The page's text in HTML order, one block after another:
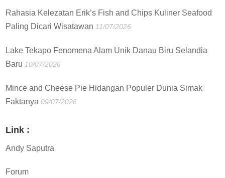
Rahasia Kelezatan Erik’s Fish and Chips Kuliner Seafood
Paling Dicari Wisatawan 11/07/2026
Lake Tekapo Fenomena Alam Unik Danau Biru Selandia
Baru 10/07/2026
Mince and Cheese Pie Hidangan Populer Dunia Simak
Faktanya 09/07/2026
Link :
Andy Saputra
Forum